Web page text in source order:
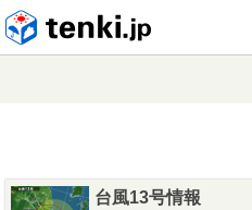
台風13号情報